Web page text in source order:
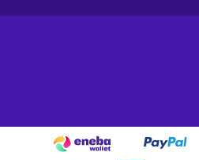
niciodată!